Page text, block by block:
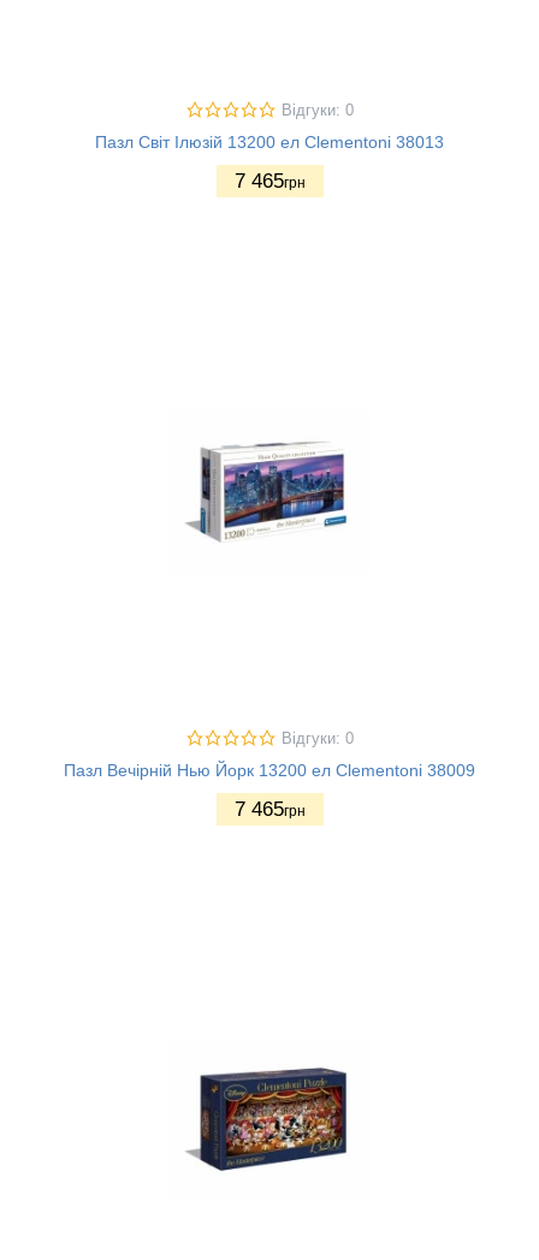
Відгуки: 0
Пазл Світ Ілюзій 13200 ел Clementoni 38013
7 465грн
Відгуки: 0
Пазл Вечірній Нью Йорк 13200 ел Clementoni 38009
7 465грн